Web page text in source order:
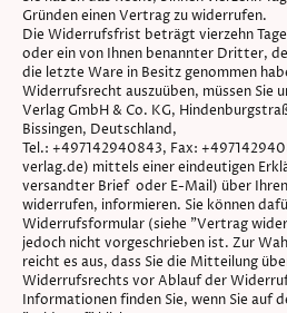
Gründen einen Vertrag zu widerrufen.
Die Widerrufsfrist beträgt vierzehn Tage
oder ein von Ihnen benannter Dritter,
die letzte Ware in Besitz genommen
Widerrufsrecht auszuüben, müssen Sie
Verlag GmbH & Co. KG,
Bissingen, Deutschland,
Tel.: +497142940843, Fax:
verlag.de) mittels einer eindeutigen
versandter Brief oder E-Mail) über
widerrufen, informieren. Sie können
Widerrufsformular (siehe "Vertrag
jedoch nicht vorgeschrieben ist. Zur
reicht es aus, dass Sie die Mitteilung
Widerrufsrechts vor Ablauf der
Informationen finden Sie, wenn Sie auf